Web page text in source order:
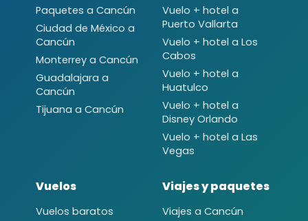
Paquetes a Cancún
Ciudad de México a
Cancún
Monterrey a Cancún
Guadalajara a
Cancún
Tijuana a Cancún
Vuelo + hotel a
Puerto Vallarta
Vuelo + hotel a Los
Cabos
Vuelo + hotel a
Huatulco
Vuelo + hotel a
Disney Orlando
Vuelo + hotel a Las
Vegas
Vuelos
Vuelos baratos
Viajes y paquetes
Viajes a Cancún